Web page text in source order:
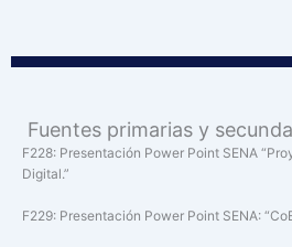
Fuentes primarias y
F228: Presentación Power Point SENA
Digital.”
F229: Presentación Power Point SENA: